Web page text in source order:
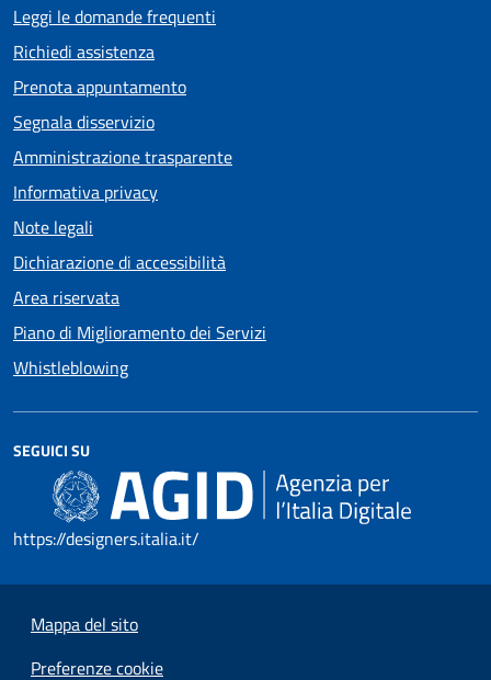
Leggi le domande frequenti
Richiedi assistenza
Prenota appuntamento
Segnala disservizio
Amministrazione trasparente
Informativa privacy
Note legali
Dichiarazione di accessibilità
Area riservata
Piano di Miglioramento dei Servizi
Whistleblowing
SEGUICI SU
https://designers.italia.it/
Mappa del sito
Preferenze cookie